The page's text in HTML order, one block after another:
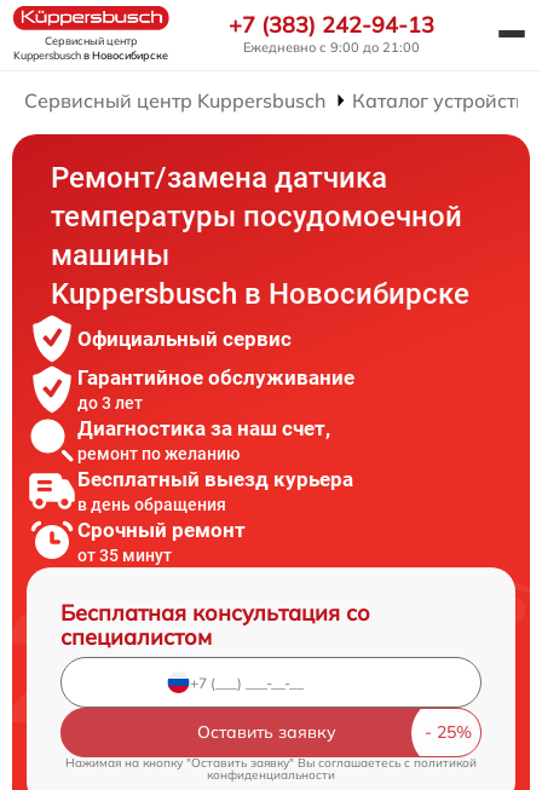
Сервисный центр
Kuppersbuschв Новосибирске
+7 (383) 242-94-13
Ежедневно с 9:00 до 21:00
Сервисный центр Kuppersbusch Каталог устройств
Ремонт/замена датчика
температуры посудомоечной
машины
Kuppersbusch в Новосибирске
Официальный сервис
Гарантийное обслуживание
до 3 лет
Диагностика за наш счет,
ремонт по желанию
Бесплатный выезд курьера
в день обращения
Срочный ремонт
от 35 минут
Бесплатная консультация со
специалистом
Оставить заявку
Нажимая на кнопку "Оставить заявку" Вы соглашаетесь c политикой
конфиденциальности